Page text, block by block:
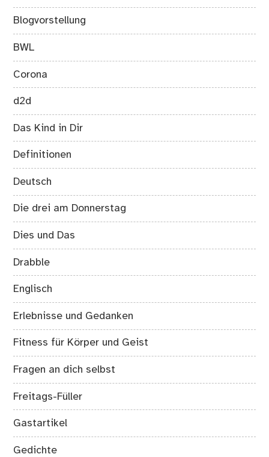
Blogvorstellung
BWL
Corona
d2d
Das Kind in Dir
Definitionen
Deutsch
Die drei am Donnerstag
Dies und Das
Drabble
Englisch
Erlebnisse und Gedanken
Fitness für Körper und Geist
Fragen an dich selbst
Freitags-Füller
Gastartikel
Gedichte